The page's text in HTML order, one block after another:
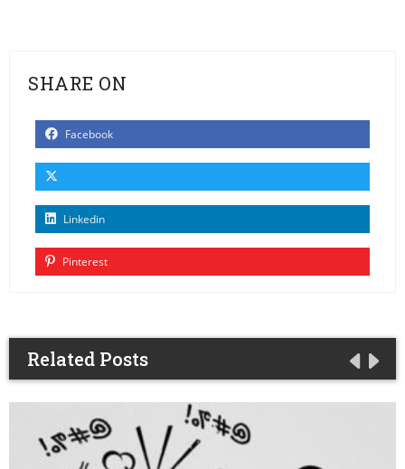
SHARE ON
Facebook
Linkedin
Pinterest
Related Posts